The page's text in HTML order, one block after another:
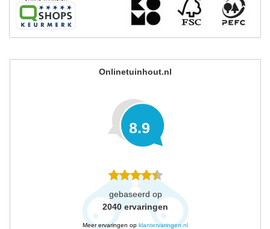
Onlinetuinhout.nl
8.9
gebaseerd op
2040 ervaringen
Meer ervaringen op klantervaringen.nl